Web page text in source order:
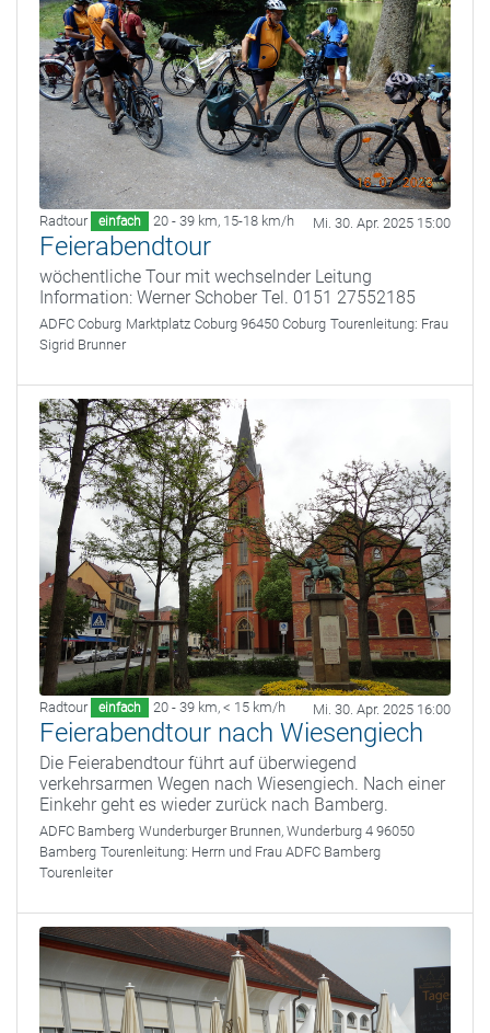
Radtour einfach 20 - 39 km, 15-18 km/h Mi. 30. Apr. 2025 15:00
Feierabendtour
wöchentliche Tour mit wechselnder Leitung
Information: Werner Schober Tel. 0151 27552185
ADFC Coburg Marktplatz Coburg 96450 Coburg Tourenleitung: Frau
Sigrid Brunner
Radtour einfach 20 - 39 km, < 15 km/h Mi. 30. Apr. 2025 16:00
Feierabendtour nach Wiesengiech
Die Feierabendtour führt auf überwiegend
verkehrsarmen Wegen nach Wiesengiech. Nach einer
Einkehr geht es wieder zurück nach Bamberg.
ADFC Bamberg Wunderburger Brunnen, Wunderburg 4 96050
Bamberg Tourenleitung: Herrn und Frau ADFC Bamberg
Tourenleiter